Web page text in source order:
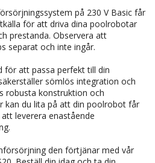
på 230 V Basic får
för att driva dina poolrobotar
prestanda. Observera att
separat och inte ingår.
för att passa perfekt till din
sömlös integration och
robusta konstruktion och
kan du lita på att din poolrobot får
leverera enastående
den förtjänar med vår